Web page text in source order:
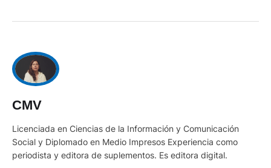
CMV
Licenciada en Ciencias de la Información y Comunicación
Social y Diplomado en Medio Impresos Experiencia como
periodista y editora de suplementos. Es editora digital.